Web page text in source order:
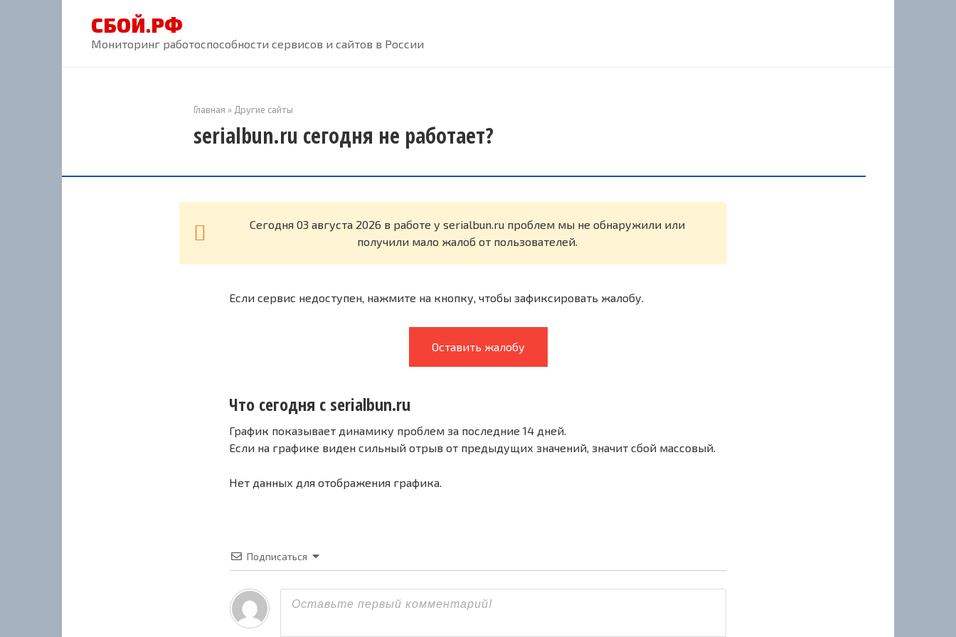
СБОЙ.РФ
Мониторинг работоспособности сервисов и сайтов в России
Главная » Другие сайты
serialbun.ru сегодня не работает?
Cегодня 03 августа 2026 в работе у serialbun.ru проблем мы не обнаружили или
получили мало жалоб от пользователей.
Если сервис недоступен, нажмите на кнопку, чтобы зафиксировать жалобу.
Оставить жалобу
Что сегодня с serialbun.ru
График показывает динамику проблем за последние 14 дней.
Если на графике виден сильный отрыв от предыдущих значений, значит сбой массовый.
Нет данных для отображения графика.
Подписаться